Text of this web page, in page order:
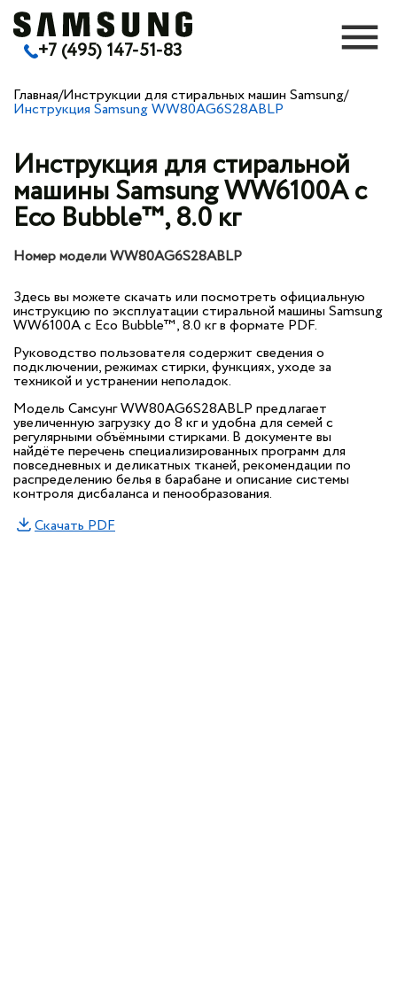
+7 (495) 147-51-83
Главная/Инструкции для стиральных машин Samsung/
Инструкция Samsung WW80AG6S28ABLP
Инструкция для стиральной
машины Samsung WW6100A c
Eco Bubble™, 8.0 кг
Номер модели WW80AG6S28ABLP
Здесь вы можете скачать или посмотреть официальную
инструкцию по эксплуатации стиральной машины Samsung
WW6100A c Eco Bubble™, 8.0 кг в формате PDF.
Руководство пользователя содержит сведения о
подключении, режимах стирки, функциях, уходе за
техникой и устранении неполадок.
Модель Самсунг WW80AG6S28ABLP предлагает
увеличенную загрузку до 8 кг и удобна для семей с
регулярными объёмными стирками. В документе вы
найдёте перечень специализированных программ для
повседневных и деликатных тканей, рекомендации по
распределению белья в барабане и описание системы
контроля дисбаланса и пенообразования.
Скачать PDF